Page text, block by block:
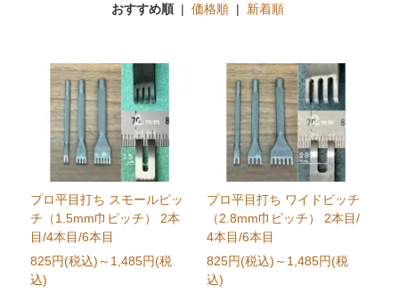
おすすめ順| 価格順| 新着順
プロ平目打ち スモールピッ
チ（1.5mm巾ピッチ） 2本
目/4本目/6本目
825円(税込) ～1,485円(税
込)
プロ平目打ち ワイドピッチ
（2.8mm巾ピッチ） 2本目/
4本目/6本目
825円(税込) ～1,485円(税
込)